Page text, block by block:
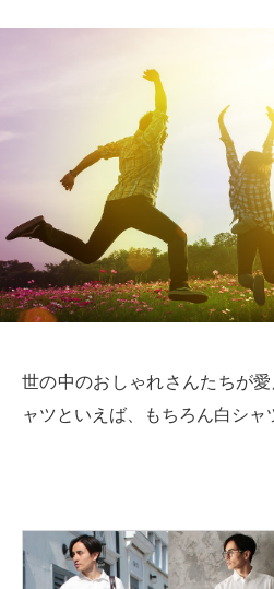
世の中のおしゃれさんたちが
ャツといえば、もちろん白シャ